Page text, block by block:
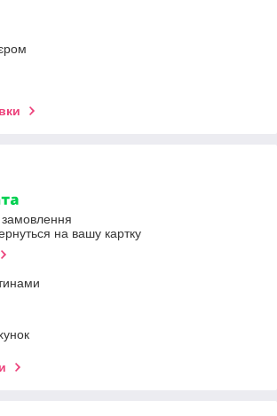
на вашу картку